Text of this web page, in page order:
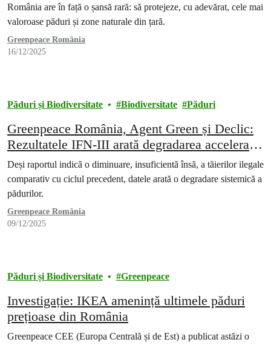
România are în față o șansă rară: să protejeze, cu adevărat, cele mai
valoroase păduri și zone naturale din țară.
Greenpeace România
16/12/2025
Păduri și Biodiversitate Biodiversitate Păduri
Greenpeace România, Agent Green și Declic:
Rezultatele IFN-III arată degradarea accelerată
a pădurilor României
Deși raportul indică o diminuare, insuficientă însă, a tăierilor ilegale
comparativ cu ciclul precedent, datele arată o degradare sistemică a
pădurilor.
Greenpeace România
09/12/2025
Păduri și Biodiversitate Greenpeace
Investigație: IKEA amenință ultimele păduri
prețioase din România
Greenpeace CEE (Europa Centrală și de Est) a publicat astăzi o